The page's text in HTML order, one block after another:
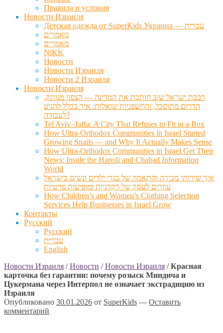
Правила и условия
Новости Израиля
Детская одежда от SuperKids Украина — עברית
מאמרים
מאמרים
NiKK
Новости
Новости Израиля
Новости 2 Израиля
Новости Израиля
רכבת ישראל שוב חותכת את המדינה — הצפון מנותק,
הדרום מתוסכל, והחשפניות שואלות: איך בכלל להגיע
לעבודה?
Tel Aviv–Jaffa: A City That Refuses to Fit in a Box
How Ultra-Orthodox Communities in Israel Started
Growing Snails — and Why It Actually Makes Sense
How Ultra-Orthodox Communities in Israel Get Their
News: Inside the Haredi and Chabad Information
World
איך שירותי מכירה והתאמה של בגדי ילדים ונשים בישראל
עוזרים לעסק של רקדניות ומופיעות פרטיות
How Children’s and Women’s Clothing Selection
Services Help Businesses in Israel Grow
Контакты
Русский
Русский
עברית
English
Новости Израиля /Новости /Новости Израиля /Красная
карточка без гарантии: почему розыск Миндича и
Цукермана через Интерпол не означает экстрадицию из
Израиля
Опубликовано 30.01.2026 от SuperKids — Оставить
комментарий